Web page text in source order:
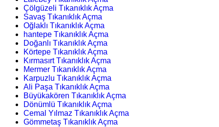
Çölgüzeli Tıkanıklık Açma
Savaş Tıkanıklık Açma
Oğlaklı Tıkanıklık Açma
hantepe Tıkanıklık Açma
Doğanlı Tıkanıklık Açma
Körtepe Tıkanıklık Açma
Kırmasırt Tıkanıklık Açma
Mermer Tıkanıklık Açma
Karpuzlu Tıkanıklık Açma
Ali Paşa Tıkanıklık Açma
Büyükakören Tıkanıklık Açma
Dönümlü Tıkanıklık Açma
Cemal Yılmaz Tıkanıklık Açma
Gömmetaş Tıkanıklık Açma